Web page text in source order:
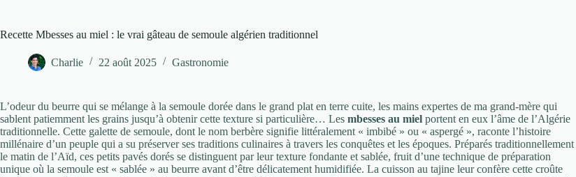
Recette Mbesses au miel : le vrai gâteau de semoule algérien traditionnel
Charlie 22 août 2025 Gastronomie
L’odeur du beurre qui se mélange à la semoule dorée dans le grand plat en terre cuite, les mains expertes de ma grand-mère qui
sablent patiemment les grains jusqu’à obtenir cette texture si particulière… Les mbesses au miel portent en eux l’âme de l’Algérie
traditionnelle. Cette galette de semoule, dont le nom berbère signifie littéralement « imbibé » ou « aspergé », raconte l’histoire
millénaire d’un peuple qui a su préserver ses traditions culinaires à travers les conquêtes et les époques. Préparés traditionnellement
le matin de l’Aïd, ces petits pavés dorés se distinguent par leur texture fondante et sablée, fruit d’une technique de préparation
unique où la semoule est « sablée » au beurre avant d’être délicatement humidifiée. La cuisson au tajine leur confère cette croûte